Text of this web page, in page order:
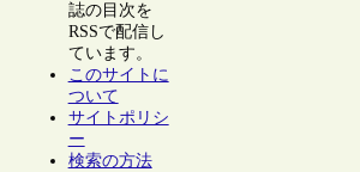
誌の目次を
RSSで配信し
ています。
このサイトに
ついて
サイトポリシ
ー
検索の方法